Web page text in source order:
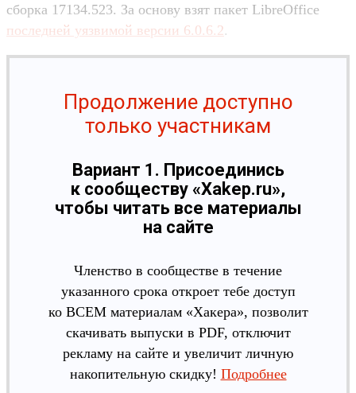
сборка 17134.523. За основу взят пакет LibreOffice
последней уязвимой версии 6.0.6.2.
Продолжение доступно
только участникам
Вариант 1. Присоединись
к сообществу «Xakep.ru»,
чтобы читать все материалы
на сайте
Членство в сообществе в течение
указанного срока откроет тебе доступ
ко ВСЕМ материалам «Хакера», позволит
скачивать выпуски в PDF, отключит
рекламу на сайте и увеличит личную
накопительную скидку! Подробнее